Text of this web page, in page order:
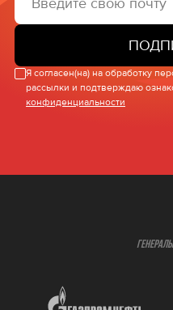
Я согласен(на) на обработку
рассылки и подтверждаю
конфиденциальности